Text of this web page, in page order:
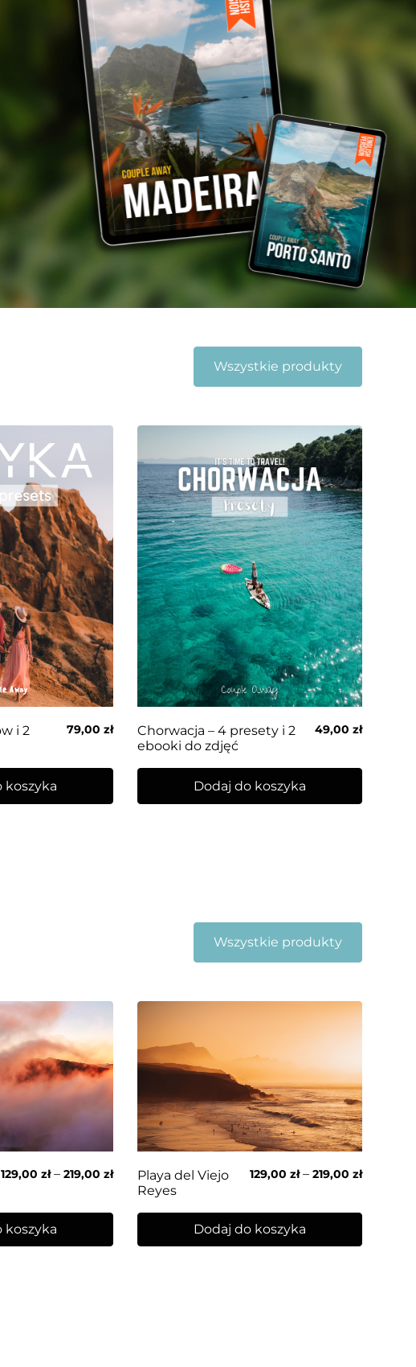
Wszystkie produkty
i 2
79,00zł
koszyka
Chorwacja – 4 presety i 2
ebooki do zdjęć
49,00zł
Dodaj do koszyka
Wszystkie produkty
129,00zł–219,00zł
koszyka
Playa del Viejo
Reyes
129,00zł–219,00zł
Dodaj do koszyka